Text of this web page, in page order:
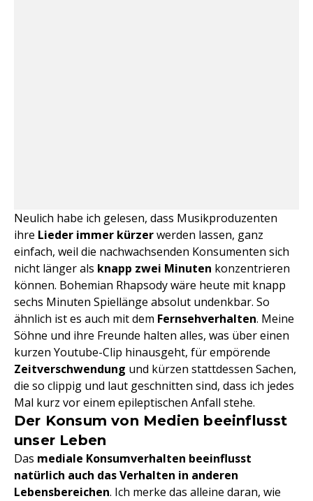
Neulich habe ich gelesen, dass Musikproduzenten
ihre Lieder immer kürzerwerden lassen, ganz
einfach, weil die nachwachsenden Konsumenten sich
nicht länger als knapp zwei Minuten konzentrieren
können. Bohemian Rhapsody wäre heute mit knapp
sechs Minuten Spiellänge absolut undenkbar. So
ähnlich ist es auch mit dem Fernsehverhalten. Meine
Söhne und ihre Freunde halten alles, was über einen
kurzen Youtube-Clip hinausgeht, für empörende
Zeitverschwendung und kürzen stattdessen Sachen,
die so clippig und laut geschnitten sind, dass ich jedes
Mal kurz vor einem epileptischen Anfall stehe.
Der Konsum von Medien beeinflusst
unser Leben
Das mediale Konsumverhalten beeinflusst
natürlich auch das Verhalten in anderen
Lebensbereichen. Ich merke das alleine daran, wie